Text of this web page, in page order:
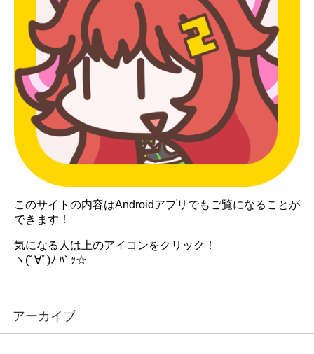
このサイトの内容はAndroidアプリでもご覧になることが
できます！
気になる人は上のアイコンをクリック！
ヽ(ﾟ∀ﾟ)ﾉ ﾊﾟｯ☆
アーカイブ